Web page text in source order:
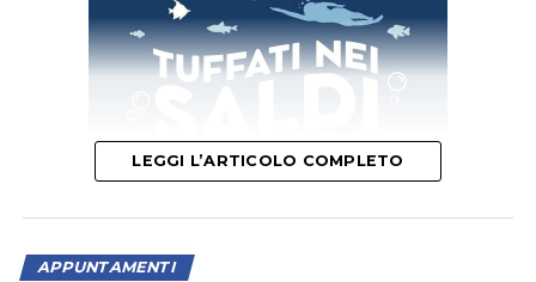
LEGGI L’ARTICOLO COMPLETO
APPUNTAMENTI